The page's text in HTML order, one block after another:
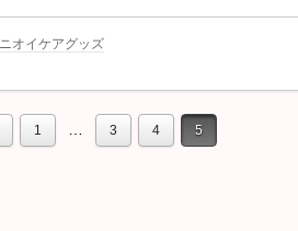
ニオイケアグッズ
1 3 4 5